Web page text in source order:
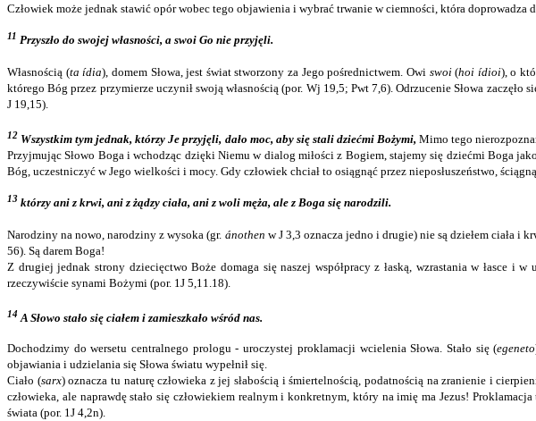
Człowiek może jednak stawić opór wobec tego objawienia i wybrać trwanie w ciemności, która doprowadza
11 Przyszło do swojej własności, a swoi Go nie przyjęli.
Własnością (ta ídia), domem Słowa, jest świat stworzony za Jego pośrednictwem. Owi swoi(hoi ídioi), o
którego Bóg przez przymierze uczynił swoją własnością (por. Wj 19,5; Pwt 7,6). Odrzucenie Słowa
J 19,15).
12 Wszystkim tym jednak, którzy Je przyjęli, dało moc, aby się stali dziećmi Bożymi,Mimo tego
Przyjmując Słowo Boga i wchodząc dzięki Niemu w dialog miłości z Bogiem, stajemy się dziećmi Boga
Bóg, uczestniczyć w Jego wielkości i mocy. Gdy człowiek chciał to osiągnąć przez nieposłuszeństwo,
13 którzy ani z krwi, ani z żądzy ciała, ani z woli męża, ale z Boga się narodzili.
Narodziny na nowo, narodziny z wysoka (gr. ánothen w J 3,3 oznacza jedno i drugie) nie są dziełem ciała i
56). Są darem Boga!
Z drugiej jednak strony dziecięctwo Boże domaga się naszej współpracy z łaską, wzrastania w łasce i
rzeczywiście synami Bożymi (por. 1J 5,11.18).
14 A Słowo stało się ciałem i zamieszkało wśród nas.
Dochodzimy do wersetu centralnego prologu ‑ uroczystej proklamacji wcielenia Słowa. Stało się (egeneto
objawiania i udzielania się Słowa światu wypełnił się.
Ciało (sarx) oznacza tu naturę człowieka z jej słabością i śmiertelnością, podatnością na zranienie i
człowieka, ale naprawdę stało się człowiekiem realnym i konkretnym, który na imię ma Jezus!
świata (por. 1J 4,2n).